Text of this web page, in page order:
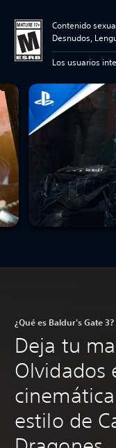
Contenido
Desnudos,
Los usuarios
¿Qué es Baldur's Gate 3?
Deja tu
Olvidados
estilo de